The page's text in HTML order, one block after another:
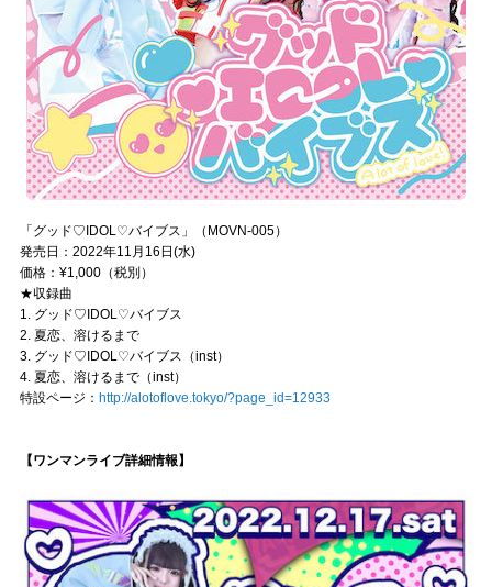
「グッド♡IDOL♡バイブス」（MOVN-005）
発売日：2022年11月16日(水)
価格：¥1,000（税別）
★収録曲
1. グッド♡IDOL♡バイブス
2. 夏恋、溶けるまで
3. グッド♡IDOL♡バイブス（inst）
4. 夏恋、溶けるまで（inst）
特設ページ： http://alotoflove.tokyo/?page_id=12933
【ワンマンライブ詳細情報】